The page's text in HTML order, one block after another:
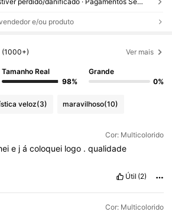
e/ou produto
(1000+) Ver mais
Tamanho Real
98%
Grande
0%
veloz(3) maravilhoso(10)
Cor: Multicolorido
e j á coloquei logo . qualidade
Útil (2)
Cor: Multicolorido